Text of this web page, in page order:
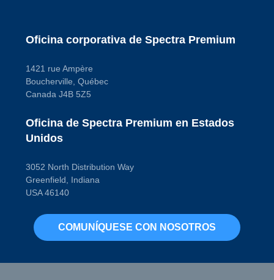
Oficina corporativa de Spectra Premium
1421 rue Ampère
Boucherville, Québec
Canada J4B 5Z5
Oficina de Spectra Premium en Estados
Unidos
3052 North Distribution Way
Greenfield, Indiana
USA 46140
COMUNÍQUESE CON NOSOTROS